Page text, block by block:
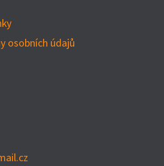
osobních údajů